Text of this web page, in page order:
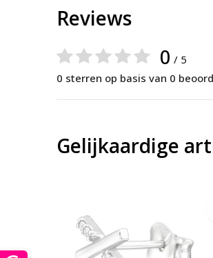
Reviews
0 / 5
0 sterren op basis van 0
Gelijkaardige